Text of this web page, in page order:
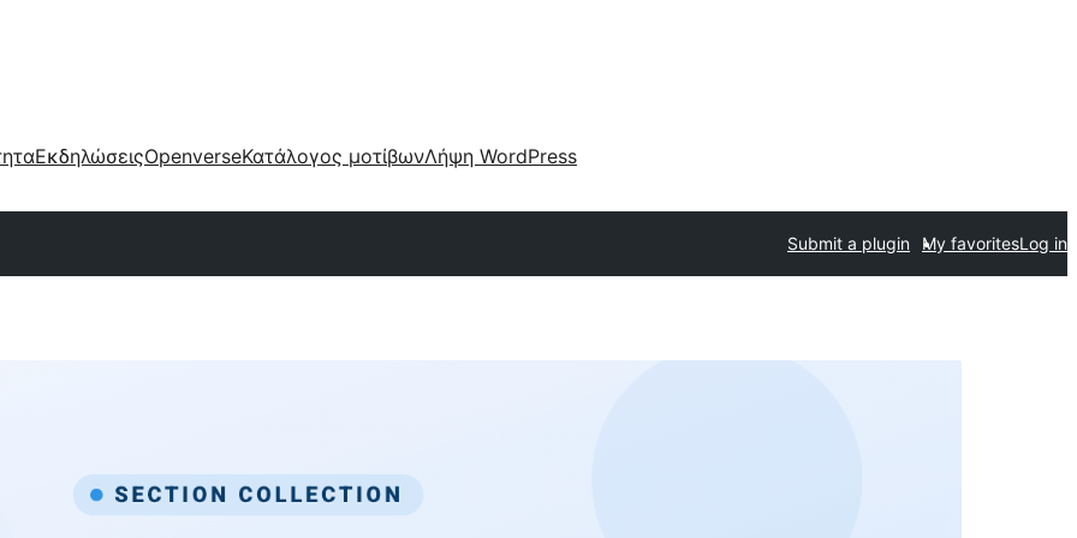
ΕκδηλώσειςOpenverseΚατάλογος μοτίβωνΛήψη WordPress
Submit a plugin My favoritesLog in